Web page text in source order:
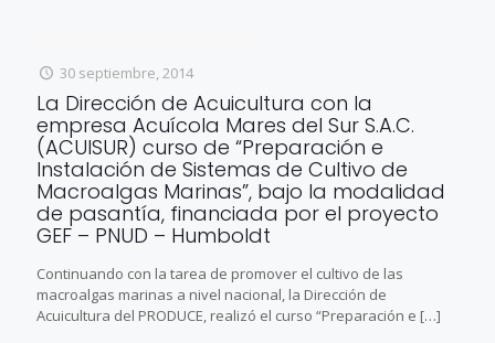
30 septiembre, 2014
La Dirección de Acuicultura con la
empresa Acuícola Mares del Sur S.A.C.
(ACUISUR) curso de “Preparación e
Instalación de Sistemas de Cultivo de
Macroalgas Marinas”, bajo la modalidad
de pasantía, financiada por el proyecto
GEF – PNUD – Humboldt
Continuando con la tarea de promover el cultivo de las
macroalgas marinas a nivel nacional, la Dirección de
Acuicultura del PRODUCE, realizó el curso “Preparación e […]